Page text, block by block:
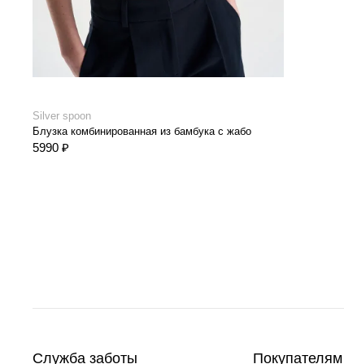
Silver spoon
Блузка комбинированная из бамбука с жабо
5990 ₽
Служба заботы Покупателям